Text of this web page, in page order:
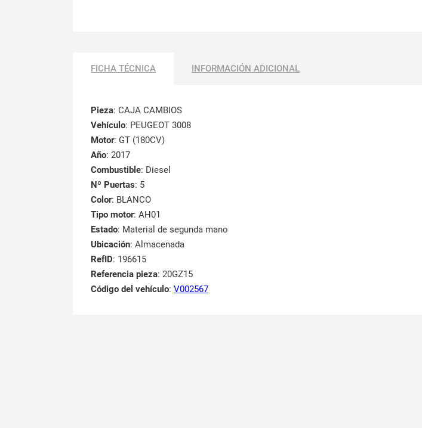
FICHA TÉCNICA INFORMACIÓN ADICIONAL
Pieza: CAJA CAMBIOS
Vehículo: PEUGEOT 3008
Motor: GT (180CV)
Año: 2017
Combustible: Diesel
Nº Puertas: 5
Color: BLANCO
Tipo motor: AH01
Estado: Material de segunda mano
Ubicación: Almacenada
RefID: 196615
Referencia pieza: 20GZ15
Código del vehículo: V002567